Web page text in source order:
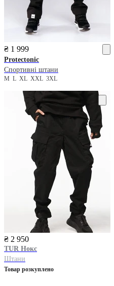
₴ 1 999
Protectonic
Спортивні штани
M L XL XXL 3XL
₴ 2 950
TUR Нокс
Штани
Товар розкуплено